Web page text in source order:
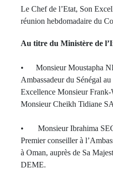
Le Chef de l’Etat, Son
réunion hebdomadaire du
Au titre du Ministère de
• Monsieur Moustapha
Ambassadeur du Sénégal
Excellence Monsieur
Monsieur Cheikh Tidiane
• Monsieur Ibrahima
Premier conseiller à
à Oman, auprès de Sa
DEME.